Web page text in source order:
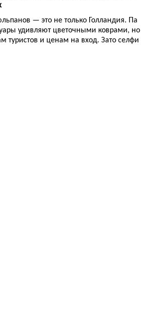
— это не только Голландия. Па
удивляют цветочными коврами, но
туристов и ценам на вход. Зато селфи